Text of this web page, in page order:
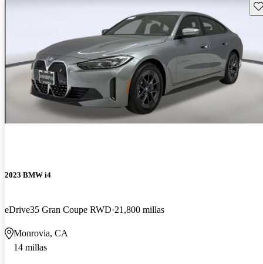
2023 BMW i4
eDrive35 Gran Coupe RWD 21,800 millas
Monrovia, CA
14 millas